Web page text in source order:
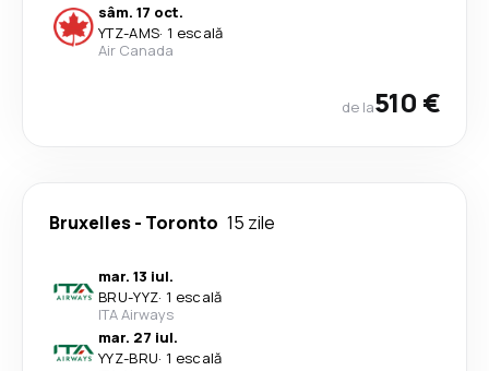
sâm. 17 oct.
YTZ-AMS· 1 escală
Air Canada
de la510 €
Bruxelles- Toronto 15 zile
mar. 13 iul.
BRU-YYZ· 1 escală
ITA Airways
mar. 27 iul.
YYZ-BRU· 1 escală